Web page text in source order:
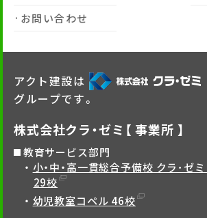
お問い合わせ
アクト建設は
グループです。
株式会社クラ・ゼミ【 事業所 】
教育サービス部門
小・中・高一貫総合予備校 クラ･ゼ
29校
幼児教室コペル 46校